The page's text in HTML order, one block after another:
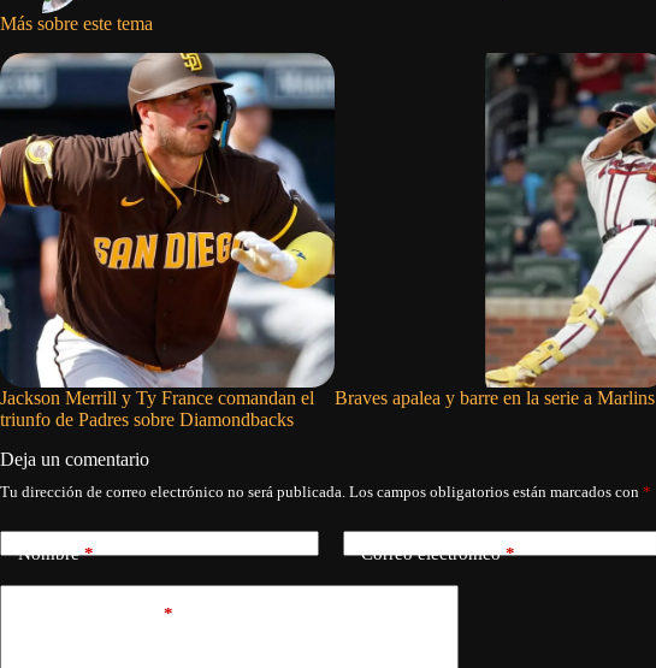
Más sobre este tema
Jackson Merrill y Ty France comandan el
triunfo de Padres sobre Diamondbacks
Braves apalea y barre en la serie a Marlins
Deja un comentario
Tu dirección de correo electrónico no será publicada. Los campos obligatorios están marcados con *
Nombre* Correo electrónico*
*